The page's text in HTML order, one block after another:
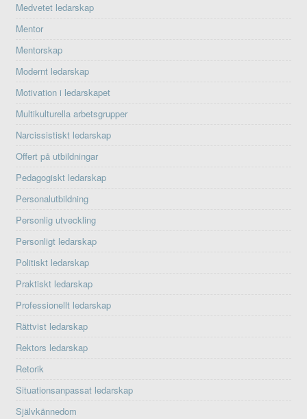
Medvetet ledarskap
Mentor
Mentorskap
Modernt ledarskap
Motivation i ledarskapet
Multikulturella arbetsgrupper
Narcissistiskt ledarskap
Offert på utbildningar
Pedagogiskt ledarskap
Personalutbildning
Personlig utveckling
Personligt ledarskap
Politiskt ledarskap
Praktiskt ledarskap
Professionellt ledarskap
Rättvist ledarskap
Rektors ledarskap
Retorik
Situationsanpassat ledarskap
Självkännedom